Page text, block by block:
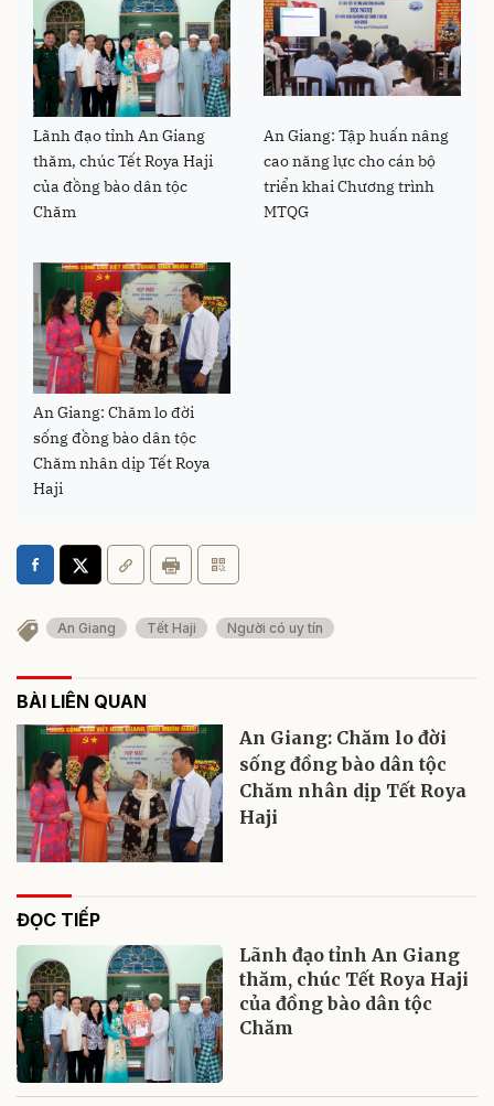
Lãnh đạo tỉnh An Giang
thăm, chúc Tết Roya Haji
của đồng bào dân tộc
Chăm
An Giang: Tập huấn nâng
cao năng lực cho cán bộ
triển khai Chương trình
MTQG
An Giang: Chăm lo đời
sống đồng bào dân tộc
Chăm nhân dịp Tết Roya
Haji
An Giang Tết Haji Người có uy tín
BÀI LIÊN QUAN
An Giang: Chăm lo đời
sống đồng bào dân tộc
Chăm nhân dịp Tết Roya
Haji
ĐỌC TIẾP
Lãnh đạo tỉnh An Giang
thăm, chúc Tết Roya Haji
của đồng bào dân tộc
Chăm